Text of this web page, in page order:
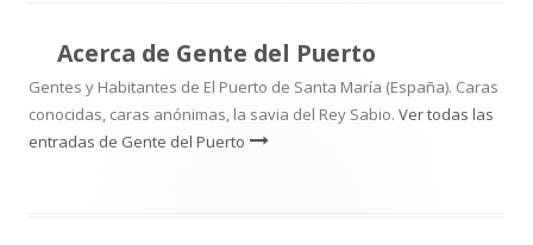
Acerca de Gente del Puerto
Gentes y Habitantes de El Puerto de Santa María (España). Caras
conocidas, caras anónimas, la savia del Rey Sabio. Ver todas las
entradas de Gente del Puerto